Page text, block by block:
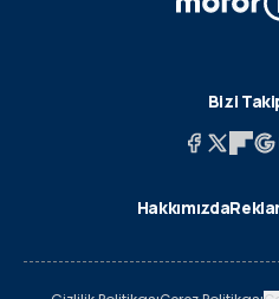
Bizi
Hakkımızda